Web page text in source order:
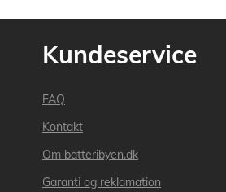
Kundeservice
FAQ
Kontakt
Om batteribyen.dk
Garanti og reklamation